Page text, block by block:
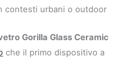
contesti urbani o outdoor
Gorilla Glass Ceramic
che il primo dispositivo a